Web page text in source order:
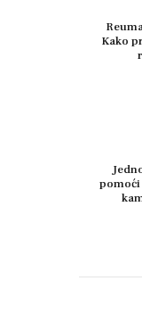
Kako